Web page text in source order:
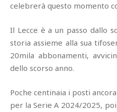
celebrerà questo momento
Il Lecce è a un passo dallo
storia assieme alla sua
20mila abbonamenti,
dello scorso anno.
Poche centinaia i posti
per la Serie A 2024/2025,